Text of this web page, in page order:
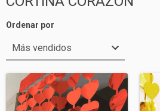
Ordenar por